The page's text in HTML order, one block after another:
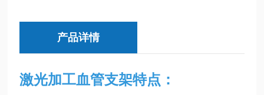
产品详情
激光加工血管支架特点：